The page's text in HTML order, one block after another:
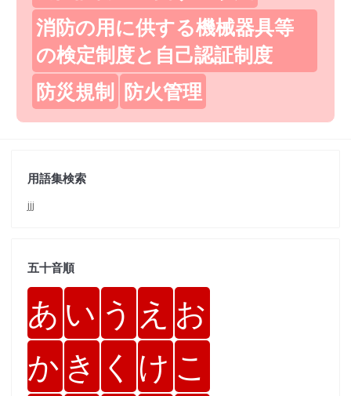
消防の用に供する機械器具等
の検定制度と自己認証制度
防災規制 防火管理
用語集検索
jjj
五十音順
あ い う え お
か き く け こ